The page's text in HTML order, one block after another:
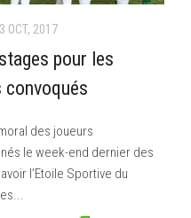
OCT, 2017
pour les
convoqués
des joueurs
le week-end dernier des
l’Etoile Sportive du